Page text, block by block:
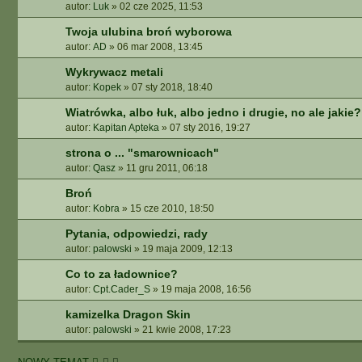
A
W
A
N
S
O
W
A
E
autor: Luk » 02 cze 2025, 11:53
Twoja ulubina broń wyborowa
autor: AD » 06 mar 2008, 13:45
Wykrywacz metali
autor: Kopek » 07 sty 2018, 18:40
Wiatrówka, albo łuk, albo jedno i drugie, no ale jakie?
autor: Kapitan Apteka » 07 sty 2016, 19:27
strona o ... "smarownicach"
autor: Qasz » 11 gru 2011, 06:18
Broń
autor: Kobra » 15 cze 2010, 18:50
Pytania, odpowiedzi, rady
autor: palowski » 19 maja 2009, 12:13
Co to za ładownice?
autor: Cpt.Cader_S » 19 maja 2008, 16:56
kamizelka Dragon Skin
autor: palowski » 21 kwie 2008, 17:23